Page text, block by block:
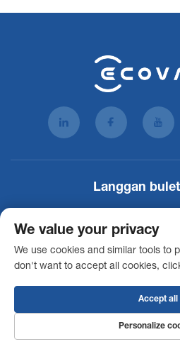
Langgan
terkini dan pandangan industri
Hak Cipta © 2026 Ecovacs Commercial
dicadangkan - Dasar Privasi
We value your privacy
We use cookies and similar tools to
don't want to accept all cookies,
Personalize
Accept all